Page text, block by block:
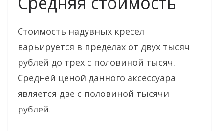
Стоимость надувных кресел
варьируется в пределах от двух тысяч
рублей до трех с половиной тысяч.
Средней ценой данного аксессуара
является две с половиной тысячи
рублей.